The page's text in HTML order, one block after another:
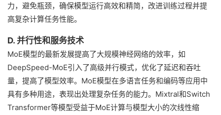
力，避免瓶颈，确保模型运行高效和精简，改进训练过程并提
高复杂计算任务性能。
D. 并行性和服务技术
MoE模型的最新发展提高了大规模神经网络的效率，如
DeepSpeed-MoE引入了高级并行模式，优化了延迟和吞吐
量，提高了模型效率。MoE模型在多语言任务和编码等应用中
具有多种用途，表现出处理复杂任务的能力。Mixtral和Switch
Transformer等模型受益于MoE计算与模型大小的次线性缩